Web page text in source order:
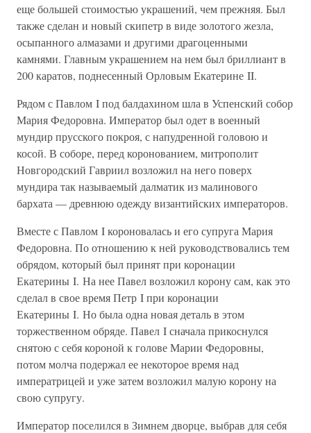
еще большей стоимостью украшений, чем прежняя. Был
также сделан и новый скипетр в виде золотого жезла,
осыпанного алмазами и другими драгоценными
камнями. Главным украшением на нем был бриллиант в
200 каратов, поднесенный Орловым Екатерине II.
Рядом с Павлом I под балдахином шла в Успенский собор
Мария Федоровна. Император был одет в военный
мундир прусского покроя, с напудренной головою и
косой. В соборе, перед коронованием, митрополит
Новгородский Гавриил возложил на него поверх
мундира так называемый далматик из малинового
бархата — древнюю одежду византийских императоров.
Вместе с Павлом I короновалась и его супруга Мария
Федоровна. По отношению к ней руководствовались тем
обрядом, который был принят при коронации
Екатерины I. На нее Павел возложил корону сам, как это
сделал в свое время Петр I при коронации
Екатерины I. Но была одна новая деталь в этом
торжественном обряде. Павел I сначала прикоснулся
снятою с себя короной к голове Марии Федоровны,
потом молча подержал ее некоторое время над
императрицей и уже затем возложил малую корону на
свою супругу.
Император поселился в Зимнем дворце, выбрав для себя